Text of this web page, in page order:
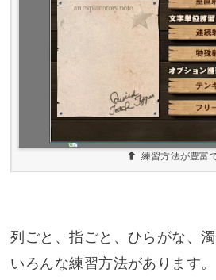
練習方法が豊富
列ごと、指ごと、ひらがな、
いろんな練習方法があります。